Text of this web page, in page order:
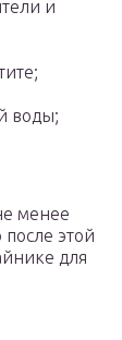
и
воды;
менее
после этой
для